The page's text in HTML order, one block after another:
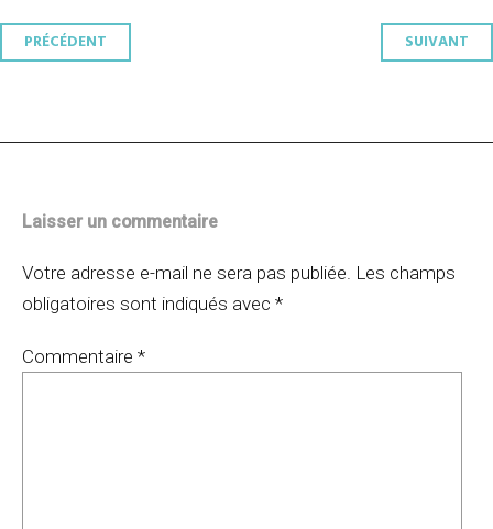
Navigation
PRÉCÉDENT SUIVANT
Laisser un commentaire
Votre adresse e-mail ne sera pas publiée. Les champs
obligatoires sont indiqués avec *
Commentaire *